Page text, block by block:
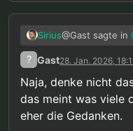
Sirius@Gast sagte in
suchen
sondern
steht
Übersetzung: sei ruhig und geh
Therapie
? Gast28. Jan. 2026,
Naja, denke nicht
das meint was viele
eher die Gedanken.